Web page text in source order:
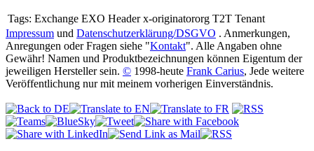
Tags: Exchange EXO Header x-originatororg T2T Tenant
Impressum und Datenschutzerklärung/DSGVO . Anmerkungen,
Anregungen oder Fragen siehe "Kontakt". Alle Angaben ohne
Gewähr! Namen und Produktbezeichnungen können Eigentum der
jeweiligen Hersteller sein. © 1998-heute Frank Carius, Jede weitere
Veröffentlichung nur mit meinem vorherigen Einverständnis.